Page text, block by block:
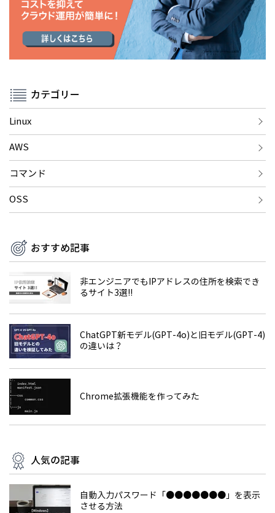
カテゴリー
Linux
AWS
コマンド
OSS
おすすめ記事
非エンジニアでもIPアドレスの住所を検索でき
るサイト3選!!
ChatGPT新モデル(GPT-4o)と旧モデル(GPT-4)
の違いは？
Chrome拡張機能を作ってみた
人気の記事
自動入力パスワード「●●●●●●●」を表示
させる方法